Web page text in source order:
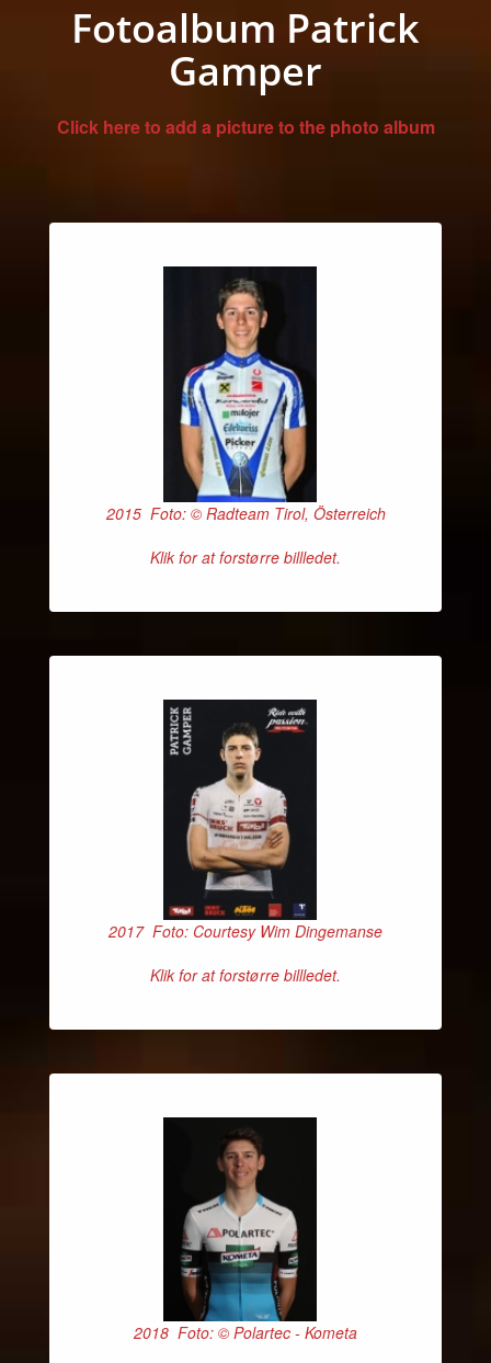
Fotoalbum Patrick
Gamper
Click here to add a picture to the photo album
2015 Foto: © Radteam Tirol, Österreich
Klik for at forstørre billledet.
2017 Foto: Courtesy Wim Dingemanse
Klik for at forstørre billledet.
2018 Foto: © Polartec - Kometa